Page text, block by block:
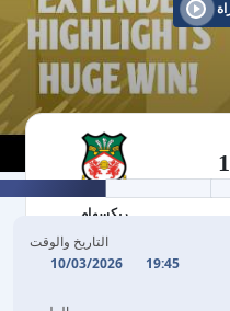
ريكسهام
1
التاريخ والوقت
10/03/2026
19:45